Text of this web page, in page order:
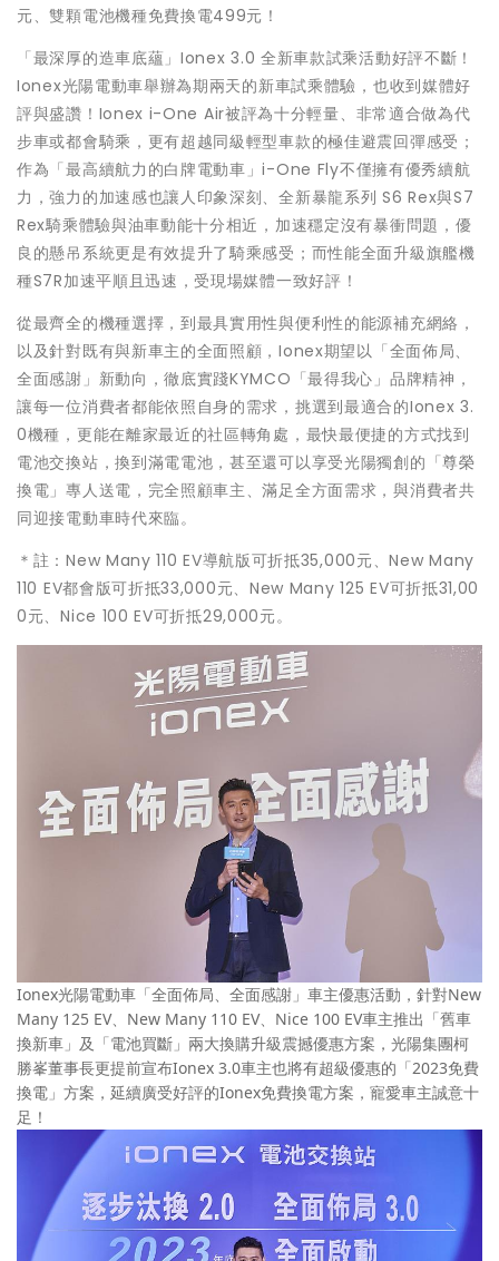
元、雙顆電池機種免費換電499元！
「最深厚的造車底蘊」Ionex 3.0 全新車款試乘活動好評不斷！
Ionex光陽電動車舉辦為期兩天的新車試乘體驗，也收到媒體好
評與盛讚！Ionex i-One Air被評為十分輕量、非常適合做為代
步車或都會騎乘，更有超越同級輕型車款的極佳避震回彈感受；
作為「最高續航力的白牌電動車」i-One Fly不僅擁有優秀續航
力，強力的加速感也讓人印象深刻、全新暴龍系列 S6 Rex與S7
Rex騎乘體驗與油車動能十分相近，加速穩定沒有暴衝問題，優
良的懸吊系統更是有效提升了騎乘感受；而性能全面升級旗艦機
種S7R加速平順且迅速，受現場媒體一致好評！
從最齊全的機種選擇，到最具實用性與便利性的能源補充網絡，
以及針對既有與新車主的全面照顧，Ionex期望以「全面佈局、
全面感謝」新動向，徹底實踐KYMCO「最得我心」品牌精神，
讓每一位消費者都能依照自身的需求，挑選到最適合的Ionex 3.
0機種，更能在離家最近的社區轉角處，最快最便捷的方式找到
電池交換站，換到滿電電池，甚至還可以享受光陽獨創的「尊榮
換電」專人送電，完全照顧車主、滿足全方面需求，與消費者共
同迎接電動車時代來臨。
＊註：New Many 110 EV導航版可折抵35,000元、New Many
110 EV都會版可折抵33,000元、New Many 125 EV可折抵31,00
0元、Nice 100 EV可折抵29,000元。
Ionex光陽電動車「全面佈局、全面感謝」車主優惠活動，針對New
Many 125 EV、New Many 110 EV、Nice 100 EV車主推出「舊車
換新車」及「電池買斷」兩大換購升級震撼優惠方案，光陽集團柯
勝峯董事長更提前宣布Ionex 3.0車主也將有超級優惠的「2023免費
換電」方案，延續廣受好評的Ionex免費換電方案，寵愛車主誠意十
足！